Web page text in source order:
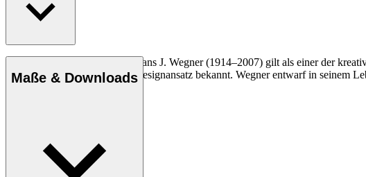
Der dänische Möbeldesigner Hans J. Wegner (1914–2007) gilt als einer der
und seinen kompromisslosen Designansatz bekannt. Wegner entwarf in seinem
Maße & Downloads